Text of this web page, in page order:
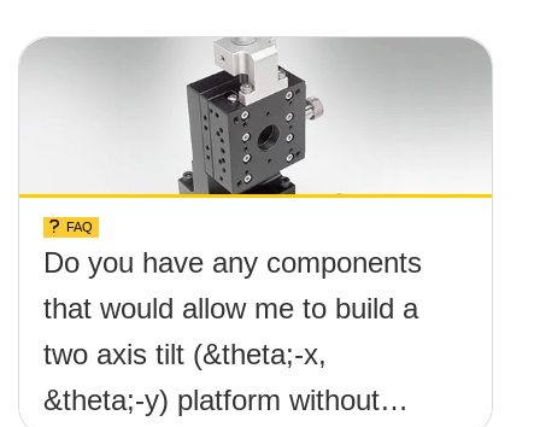
FAQ
Do you have any components
that would allow me to build a
two axis tilt (&theta;-x,
&theta;-y) platform without